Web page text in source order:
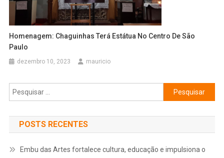
Homenagem: Chaguinhas Terá Estátua No Centro De São
Paulo
dezembro 10, 2023 mauricio
Pesquisar
por:
POSTS RECENTES
Embu das Artes fortalece cultura, educação e impulsiona o